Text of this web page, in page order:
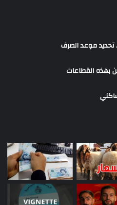
تحديد موعد الصرف
بهذه القطاعات